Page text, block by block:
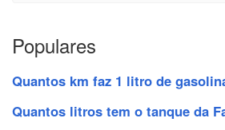
Populares
Quantos km faz 1 litro de
Quantos litros tem o tanque da